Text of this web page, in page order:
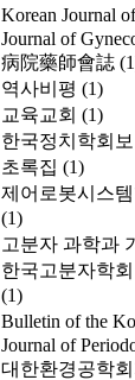
Korean Journal
Journal of
病院藥師會誌
역사비평 (1)
교육교회 (1)
한국정치학회보
초록집 (1)
제어로봇시스
(1)
고분자 과학과
한국고분자학
(1)
Bulletin of the
Journal of
대한환경공학회